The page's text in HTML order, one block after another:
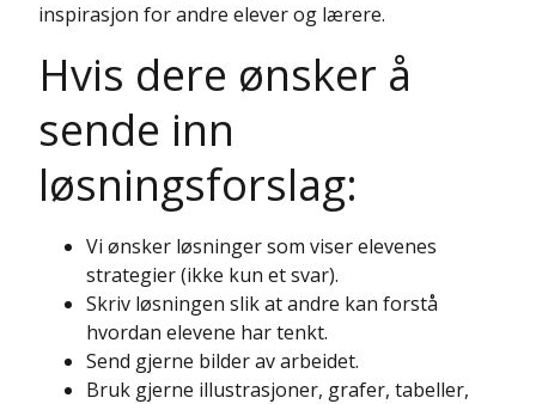
inspirasjon for andre elever og lærere.
Hvis dere ønsker å
sende inn
løsningsforslag:
Vi ønsker løsninger som viser elevenes
strategier (ikke kun et svar).
Skriv løsningen slik at andre kan forstå
hvordan elevene har tenkt.
Send gjerne bilder av arbeidet.
Bruk gjerne illustrasjoner, grafer, tabeller,